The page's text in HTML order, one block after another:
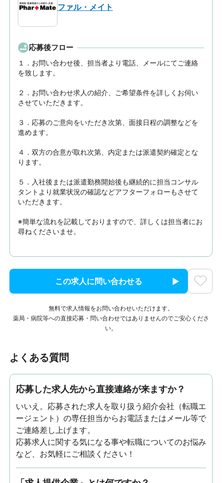
ファル・メイト
応募後フロー
１．お問い合わせ後、担当者より電話、メールにてご連絡
を致します。
２．お問い合わせ求人の紹介、ご希望条件を詳しくお伺い
させていただきます。
３．応募のご意向をいただき次第、面接日程の調整などを
進めます。
４．双方の合意が取れ次第、内定または派遣契約確定とな
ります。
５．入社後または派遣勤務開始後も継続的に担当コンサル
タントより就業状況の確認などアフターフォローもさせて
いただきます。
※簡単な流れを記載しておりますので、詳しくは担当者にお
尋ねくださいませ。
この求人に問い合わせる
無料で求人情報をお問い合わせいただけます。
薬局・病院等への直接応募・問い合わせではありませんのでご安心くださ
い。
よくある質問
応募した求人先から直接連絡が来ますか？
いいえ。応募された求人を取り扱う紹介会社（転職エ
ージェント）の専任担当からお電話またはメール等で
ご連絡差し上げます。
応募求人に関する気になる事や転職についてのお悩み
など、お気軽にご相談ください！